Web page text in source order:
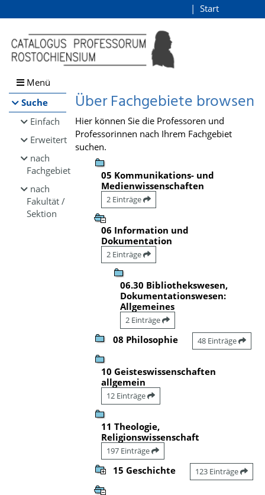
Browsen
direkt zum Inhalt
Start
Menü
Suche
Einfach
Erweitert
nach
Fachgebiet
nach
Fakultät /
Sektion
Über Fachgebiete browsen
Hier können Sie die Professoren und
Professorinnen nach Ihrem Fachgebiet
suchen.
05 Kommunikations- und
Medienwissenschaften
2 Einträge
06 Information und
Dokumentation
2 Einträge
06.30 Bibliothekswesen,
Dokumentationswesen:
Allgemeines
2 Einträge
08 Philosophie 48 Einträge
10 Geisteswissenschaften
allgemein
12 Einträge
11 Theologie,
Religionswissenschaft
197 Einträge
15 Geschichte 123 Einträge